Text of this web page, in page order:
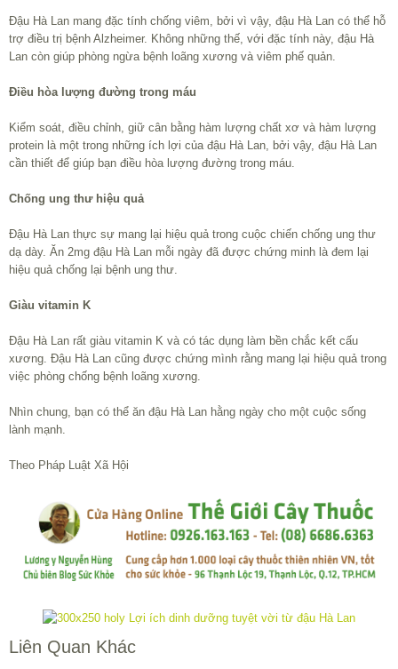
Đậu Hà Lan mang đặc tính chống viêm, bởi vì vậy, đậu Hà Lan có thể hỗ
trợ điều trị bệnh Alzheimer. Không những thế, với đặc tính này, đậu Hà
Lan còn giúp phòng ngừa bệnh loãng xương và viêm phế quản.
Điều hòa lượng đường trong máu
Kiểm soát, điều chỉnh, giữ cân bằng hàm lượng chất xơ và hàm lượng
protein là một trong những ích lợi của đậu Hà Lan, bởi vậy, đậu Hà Lan
cần thiết để giúp bạn điều hòa lượng đường trong máu.
Chống ung thư hiệu quả
Đậu Hà Lan thực sự mang lại hiệu quả trong cuộc chiến chống ung thư
dạ dày. Ăn 2mg đậu Hà Lan mỗi ngày đã được chứng minh là đem lại
hiệu quả chống lại bệnh ung thư.
Giàu vitamin K
Đậu Hà Lan rất giàu vitamin K và có tác dụng làm bền chắc kết cấu
xương. Đậu Hà Lan cũng được chứng mình rằng mang lại hiệu quả trong
việc phòng chống bệnh loãng xương.
Nhìn chung, bạn có thể ăn đậu Hà Lan hằng ngày cho một cuộc sống
lành mạnh.
Theo Pháp Luật Xã Hội
Liên Quan Khác